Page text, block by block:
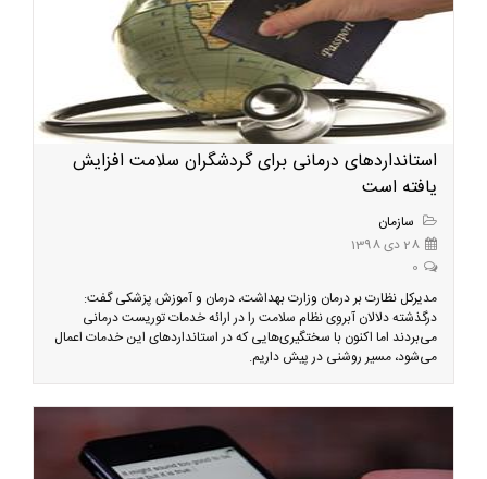
استانداردهای درمانی برای گردشگران سلامت افزایش
یافته است
سازمان
28 دی 1398
0
مدیرکل نظارت بر درمان وزارت بهداشت، درمان و آموزش پزشکی گفت:
درگذشته دلالان آبروی نظام سلامت را در ارائه خدمات توریست درمانی
می‌بردند اما اکنون با سختگیری‌هایی که در استانداردهای این خدمات اعمال
می‌شود، مسیر روشنی در پیش داریم.